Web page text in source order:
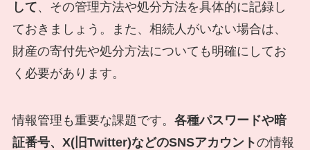
して、その管理方法や処分方法を具体的に記録し
ておきましょう。また、相続人がいない場合は、
財産の寄付先や処分方法についても明確にしてお
く必要があります。
情報管理も重要な課題です。 各種パスワードや暗
証番号、X(旧Twitter)などのSNSアカウントの情報